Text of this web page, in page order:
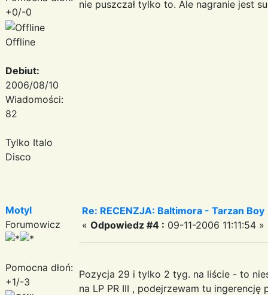
+0/-0
Offline
Debiut:
2006/08/10
Wiadomości:
82
Tylko Italo
Disco
nie puszczał tylko to. Ale nagranie jest
Motyl
Forumowicz
Pomocna dłoń:
+1/-3
Re: RECENZJA: Baltimora - Tarzan Boy
« Odpowiedz #4 : 09-11-2006 11:11:54 »
Pozycja 29 i tylko 2 tyg. na liście - to
na LP PR III , podejrzewam tu